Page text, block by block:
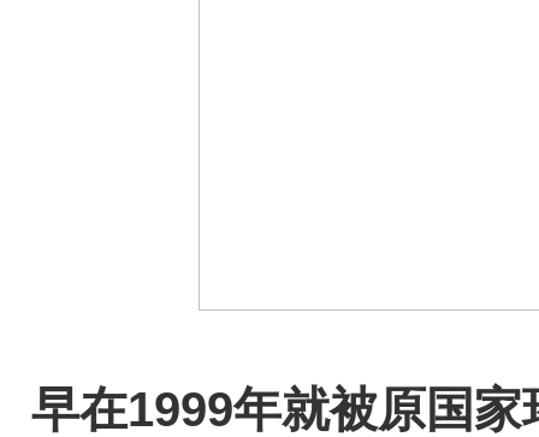
早在1999年就被原国